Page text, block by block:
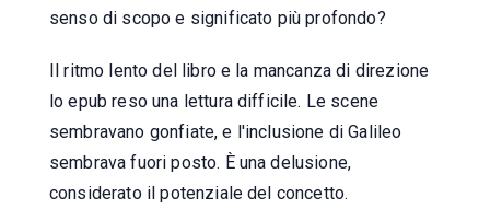
senso di scopo e significato più profondo?
Il ritmo lento del libro e la mancanza di direzione
lo epub reso una lettura difficile. Le scene
sembravano gonfiate, e l'inclusione di Galileo
sembrava fuori posto. È una delusione,
considerato il potenziale del concetto.